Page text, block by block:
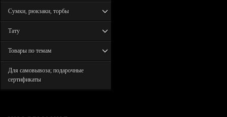
Сумки, рюкзаки, торбы
Тату
Товары по темам
Для самовывоза; подарочные
сертификаты